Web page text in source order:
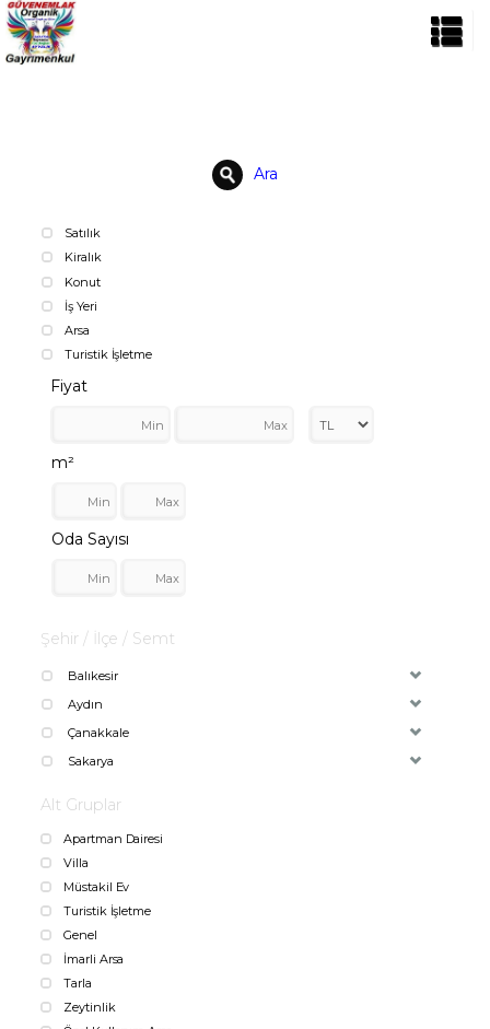
Ara
Satılık
Kiralık
Konut
İş Yeri
Arsa
Turistik İşletme
Fiyat
m²
Oda Sayısı
Şehir / İlçe / Semt
Balıkesir
Aydın
Çanakkale
Sakarya
Alt Gruplar
Apartman Dairesi
Villa
Müstakil Ev
Turistik İşletme
Genel
İmarli Arsa
Tarla
Zeytinlik